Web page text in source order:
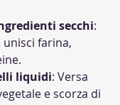
secchi:
farina,
liquidi: Versa
e scorza di